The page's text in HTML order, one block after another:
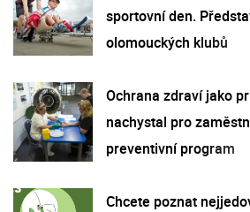
sportovní den.
olomouckých klubů
Ochrana zdraví jako
nachystal pro
preventivní program
Chcete poznat